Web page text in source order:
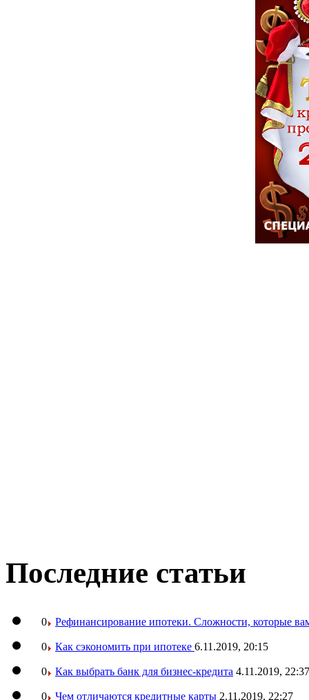
Последние статьи
0 Рефинансирование ипотеки. Сложности, которые
0 Как сэкономить при ипотеке 6.11.2019, 20:15
0 Как выбрать банк для бизнес-кредита 4.11.2019, 22:37
0 Чем отличаются кредитные карты 2.11.2019, 22:27